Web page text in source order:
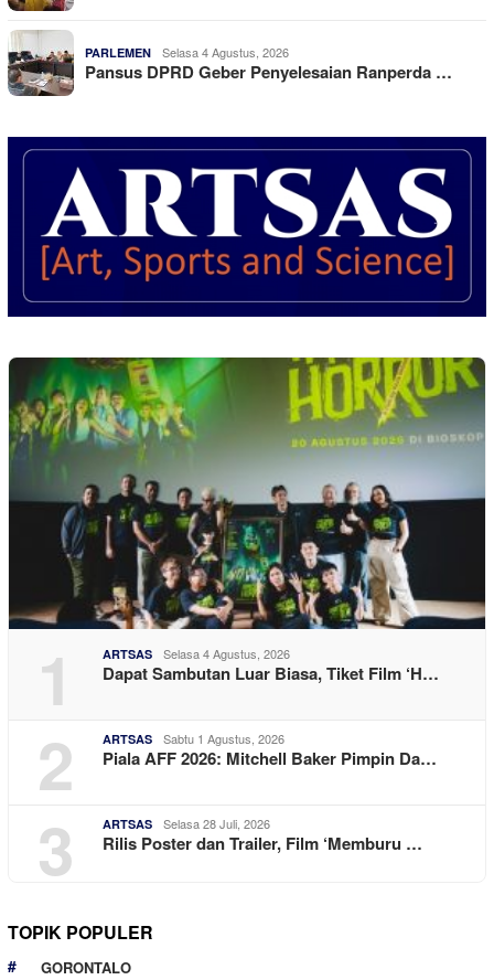
PARLEMEN Selasa 4 Agustus, 2026
Pansus DPRD Geber Penyelesaian Ranperda …
1 ARTSAS Selasa 4 Agustus, 2026
Dapat Sambutan Luar Biasa, Tiket Film ‘H…
2 ARTSAS Sabtu 1 Agustus, 2026
Piala AFF 2026: Mitchell Baker Pimpin Da…
3 ARTSAS Selasa 28 Juli, 2026
Rilis Poster dan Trailer, Film ‘Memburu …
TOPIK POPULER
GORONTALO